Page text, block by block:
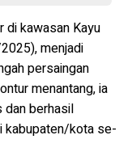
di kawasan Kayu
menjadi
persaingan
menantang, ia
berhasil
kabupaten/kota se-